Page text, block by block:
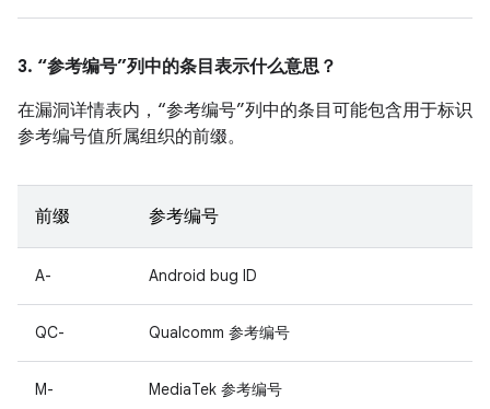
3. “参考编号”列中的条目表示什么意思？
在漏洞详情表内，“参考编号”列中的条目可能包含用于标识
参考编号值所属组织的前缀。
前缀 参考编号
A- Android bug ID
QC- Qualcomm 参考编号
M- MediaTek 参考编号